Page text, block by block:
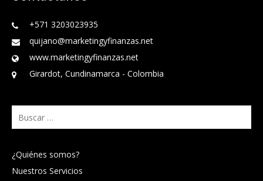
+571 3203023935
quijano@marketingyfinanzas.net
www.marketingyfinanzas.net
Girardot, Cundinamarca - Colombia
Buscar:
¿Quiénes somos?
Nuestros Servicios